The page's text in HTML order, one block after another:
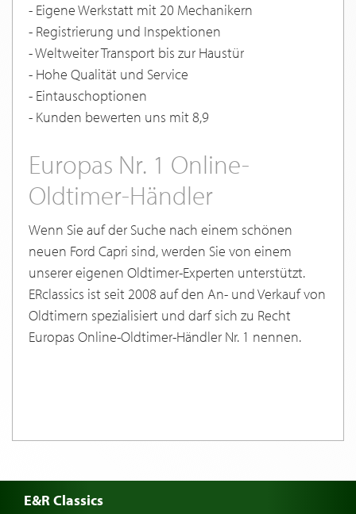
- Eigene Werkstatt mit 20 Mechanikern
- Registrierung und Inspektionen
- Weltweiter Transport bis zur Haustür
- Hohe Qualität und Service
- Eintauschoptionen
- Kunden bewerten uns mit 8,9
Europas Nr. 1 Online-
Oldtimer-Händler
Wenn Sie auf der Suche nach einem schönen
neuen Ford Capri sind, werden Sie von einem
unserer eigenen Oldtimer-Experten unterstützt.
ERclassics ist seit 2008 auf den An- und Verkauf von
Oldtimern spezialisiert und darf sich zu Recht
Europas Online-Oldtimer-Händler Nr. 1 nennen.
E&R Classics